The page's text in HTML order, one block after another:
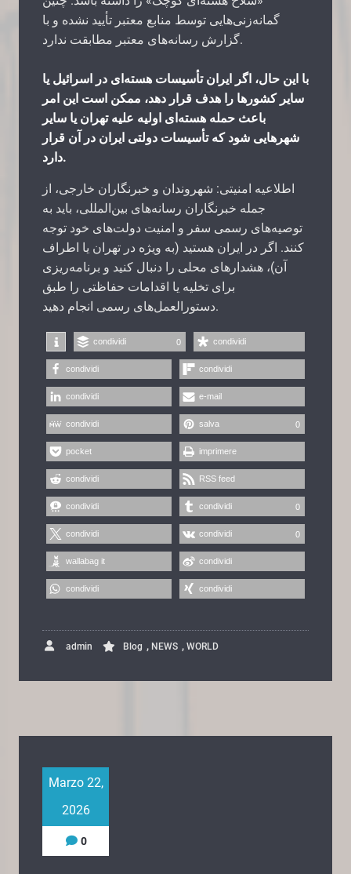
گمانه‌زنی‌هایی توسط منابع معتبر تأیید نشده و با
گزارش رسانه‌های معتبر مطابقت ندارد.
با این حال، اگر ایران تأسیسات هسته‌ای در اسرائیل یا
سایر کشورها را هدف قرار دهد، ممکن است این امر
باعث حمله هسته‌ای اولیه علیه تهران یا سایر
شهرهایی شود که تأسیسات دولتی ایران در آن قرار
دارد.
اطلاعیه امنیتی: شهروندان و خبرنگاران خارجی، از
جمله خبرنگاران رسانه‌های بین‌المللی، باید به
توصیه‌های رسمی سفر و امنیت دولت‌های خود توجه
کنند. اگر در ایران هستید (به ویژه در تهران یا اطراف
آن)، هشدارهای محلی را دنبال کنید و برنامه‌ریزی
برای تخلیه یا اقدامات حفاظتی را طبق
دستورالعمل‌های رسمی انجام دهید.
condividi 0 condividi
condividi condividi
condividi e-mail
condividi salva 0
pocket imprimere
condividi RSS feed
condividi condividi 0
condividi condividi 0
wallabag it condividi
condividi condividi
admin Blog , NEWS , WORLD
Marzo 22,
2026
0